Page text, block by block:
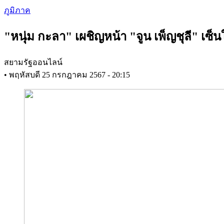
Skip
to
content
ภูมิภาค
"หนุ่ม กะลา" เผชิญหน้า "จูน เพ็ญชุลี" เซ็น
สยามรัฐออนไลน์
• พฤหัสบดี 25 กรกฎาคม 2567 - 20:15